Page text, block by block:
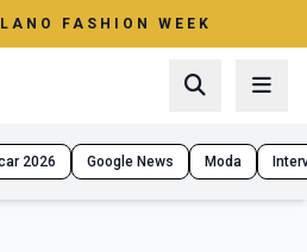
FASHION WEEK
2026 Google News Moda